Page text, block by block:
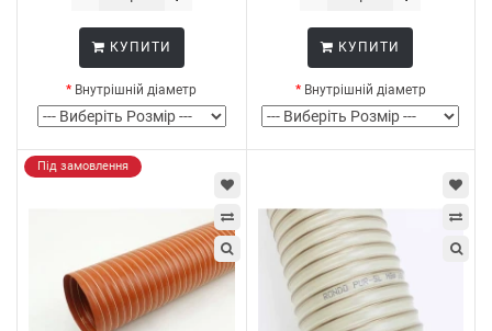
КУПИТИ
Внутрішній діаметр
КУПИТИ
Внутрішній діаметр
Під замовлення